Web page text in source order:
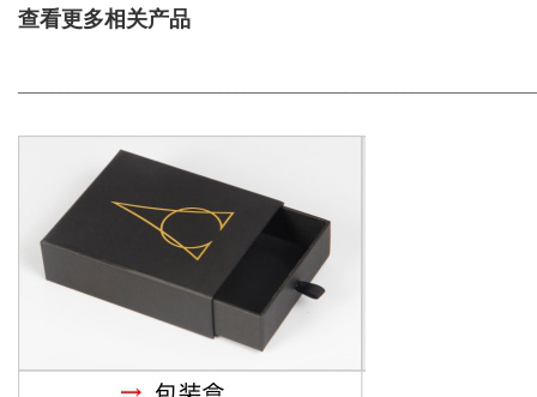
查看更多相关产品